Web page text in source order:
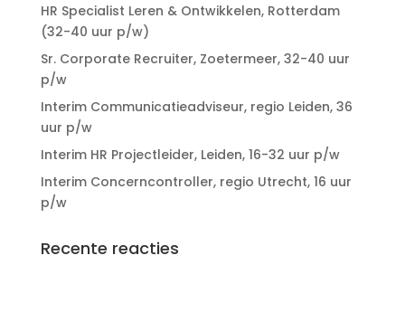
HR Specialist Leren & Ontwikkelen, Rotterdam
(32-40 uur p/w)
Sr. Corporate Recruiter, Zoetermeer, 32-40 uur
p/w
Interim Communicatieadviseur, regio Leiden, 36
uur p/w
Interim HR Projectleider, Leiden, 16-32 uur p/w
Interim Concerncontroller, regio Utrecht, 16 uur
p/w
Recente reacties